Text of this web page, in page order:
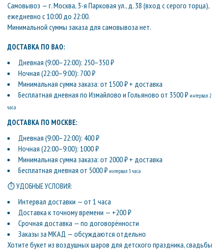
Самовывоз — г. Москва, 3-я Парковая ул., д. 38 (вход с серого торца),
ежедневно с 10:00 до 22:00.
Минимальной суммы заказа для самовывоза нет.
ДОСТАВКА ПО ВАО:
Дневная (9:00–22:00): 250–350 ₽
Ночная (22:00–9:00): 700 ₽
Минимальная сумма заказа: от 1500 ₽ + доставка
Бесплатная дневная по Измайлово и Гольяново от 3500 ₽ интервал 2
часа
ДОСТАВКА ПО МОСКВЕ:
Дневная (9:00–22:00): 400 ₽
Ночная (22:00–9:00): 1000 ₽
Минимальная сумма заказа: от 2000 ₽ + доставка
Бесплатная дневная от 5000 ₽ интервал 3 часа
⏱ УДОБНЫЕ УСЛОВИЯ:
Интервал доставки — от 1 часа
Доставка к точному времени — +200 ₽
Срочная доставка — по договорённости
Заказы за МКАД — обсуждаются отдельно
Хотите букет из воздушных шаров для детского праздника, свадьбы